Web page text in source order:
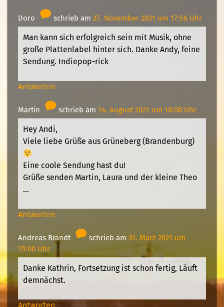
Doro schrieb am 27. November 2021 um 17:56 Uhr
Man kann sich erfolgreich sein mit Musik, ohne
große Plattenlabel hinter sich. Danke Andy, feine
Sendung. Indiepop-rick
Antworten
Martin schrieb am 14. August 2021 um 18:08 Uhr
Hey Andi,
Viele liebe Grüße aus Grüneberg (Brandenburg)
Eine coole Sendung hast du!
Grüße senden Martin, Laura und der kleine Theo
…
Antworten
Andreas Brandt schrieb am 31. März 2021 um
15:00 Uhr
Danke Kathrin, Fortsetzung ist schon fertig, Läuft
demnächst.